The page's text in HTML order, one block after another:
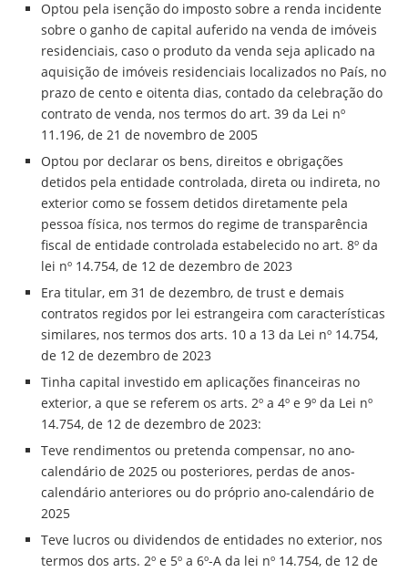
Optou pela isenção do imposto sobre a renda incidente
sobre o ganho de capital auferido na venda de imóveis
residenciais, caso o produto da venda seja aplicado na
aquisição de imóveis residenciais localizados no País, no
prazo de cento e oitenta dias, contado da celebração do
contrato de venda, nos termos do art. 39 da Lei nº
11.196, de 21 de novembro de 2005
Optou por declarar os bens, direitos e obrigações
detidos pela entidade controlada, direta ou indireta, no
exterior como se fossem detidos diretamente pela
pessoa física, nos termos do regime de transparência
fiscal de entidade controlada estabelecido no art. 8º da
lei nº 14.754, de 12 de dezembro de 2023
Era titular, em 31 de dezembro, de trust e demais
contratos regidos por lei estrangeira com características
similares, nos termos dos arts. 10 a 13 da Lei nº 14.754,
de 12 de dezembro de 2023
Tinha capital investido em aplicações financeiras no
exterior, a que se referem os arts. 2º a 4º e 9º da Lei nº
14.754, de 12 de dezembro de 2023:
Teve rendimentos ou pretenda compensar, no ano-
calendário de 2025 ou posteriores, perdas de anos-
calendário anteriores ou do próprio ano-calendário de
2025
Teve lucros ou dividendos de entidades no exterior, nos
termos dos arts. 2º e 5º a 6º-A da lei nº 14.754, de 12 de